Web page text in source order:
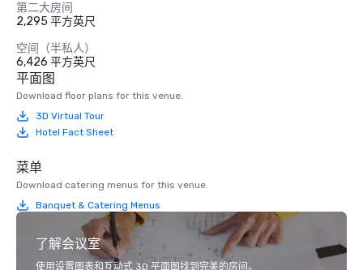
第二大房间
2,295 平方英尺
空间（半私人）
6,426 平方英尺
平面图
Download floor plans for this venue.
3D Virtual Tour
Hotel Fact Sheet
菜单
Download catering menus for this venue.
Banquet & Catering Menus
了解会议室
使用设置图表和互动式 3D 平面图找到完美的房间。